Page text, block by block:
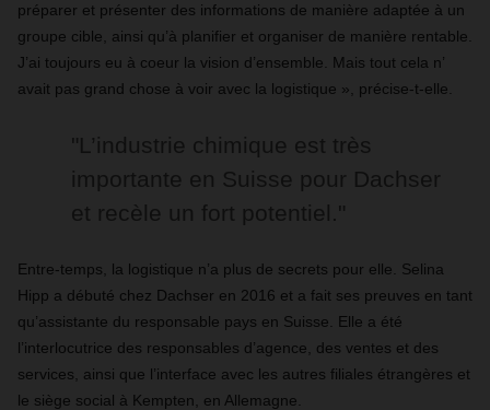
préparer et présenter des informations de manière adaptée à un
groupe cible, ainsi qu’à planifier et organiser de manière rentable.
J’ai toujours eu à coeur la vision d’ensemble. Mais tout cela n’
avait pas grand chose à voir avec la logistique », précise-t-elle.
"L’industrie chimique est très
importante en Suisse pour Dachser
et recèle un fort potentiel."
Entre-temps, la logistique n’a plus de secrets pour elle. Selina
Hipp a débuté chez Dachser en 2016 et a fait ses preuves en tant
qu’assistante du responsable pays en Suisse. Elle a été
l’interlocutrice des responsables d’agence, des ventes et des
services, ainsi que l’interface avec les autres filiales étrangères et
le siège social à Kempten, en Allemagne.